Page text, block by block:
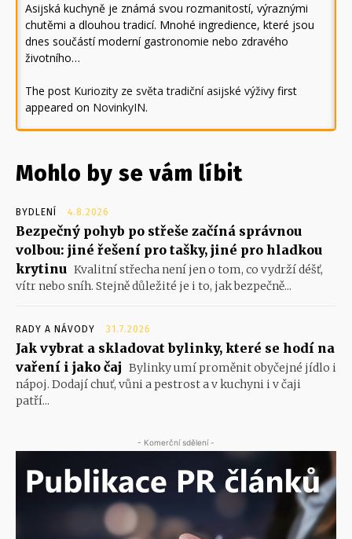
Asijská kuchyně je známá svou rozmanitostí, výraznými
chutěmi a dlouhou tradicí. Mnohé ingredience, které jsou
dnes součástí moderní gastronomie nebo zdravého
životního…
The post Kuriozity ze světa tradiční asijské výživy first
appeared on NovinkyIN.
Mohlo by se vám líbit
BYDLENÍ 4.8.2026
Bezpečný pohyb po střeše začíná správnou
volbou: jiné řešení pro tašky, jiné pro hladkou
krytinu Kvalitní střecha není jen o tom, co vydrží déšť,
vítr nebo sníh. Stejně důležité je i to, jak bezpečně...
RADY A NÁVODY 31.7.2026
Jak vybrat a skladovat bylinky, které se hodí na
vaření i jako čaj Bylinky umí proměnit obyčejné jídlo i
nápoj. Dodají chuť, vůni a pestrost a v kuchyni i v čaji
patří...
- Komerční sdělení -